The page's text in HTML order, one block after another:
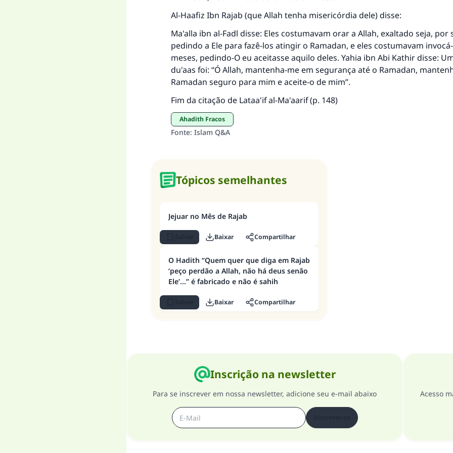
Al-Haafiz Ibn Rajab (que Allah tenha misericórdia dele) disse:
Ma'alla ibn al-Fadl disse: Eles costumavam orar a Allah, exaltado seja, por
pedindo a Ele para fazê-los atingir o Ramadan, e eles costumavam
meses, pedindo-O eu aceitasse aquilo deles. Yahia ibn Abi Kathir disse:
du'aas foi: “Ó Allah, mantenha-me em segurança até o Ramadan,
Ramadan seguro para mim e aceite-o de mim”.
Fim da citação de Lataa'if al-Ma'aarif (p. 148)
Ahadith Fracos
Fonte: Islam Q&A
Tópicos semelhantes
Jejuar no Mês de Rajab
Baixar Compartilhar
O Hadith “Quem quer que diga em Rajab
‘peço perdão a Allah, não há deus senão
Ele’...” é fabricado e não é sahih
Baixar Compartilhar
Inscrição na newsletter
Para se inscrever em nossa newsletter, adicione seu e-mail abaixo Acesso